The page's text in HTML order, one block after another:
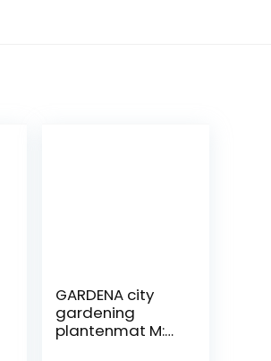
GARDENA city
gardening
plantenmat M: